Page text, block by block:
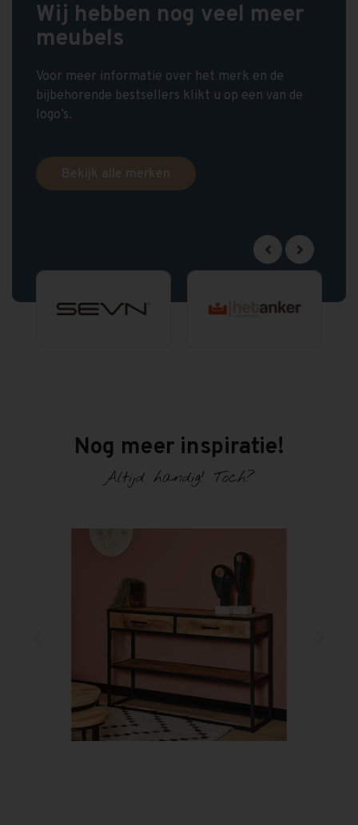
Wij hebben nog veel meer
meubels
Voor meer informatie over het merk en de
bijbehorende bestsellers klikt u op een van de
logo’s.
Bekijk alle merken
Nog meer inspiratie!
Altijd handig! Toch?